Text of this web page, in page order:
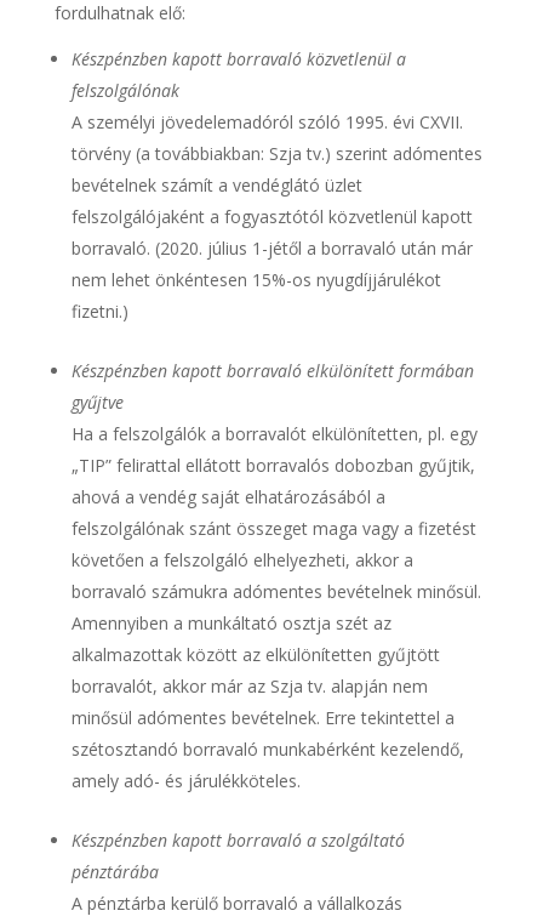
fordulhatnak elő:
Készpénzben kapott borravaló közvetlenül a
felszolgálónak
A személyi jövedelemadóról szóló 1995. évi CXVII.
törvény (a továbbiakban: Szja tv.) szerint adómentes
bevételnek számít a vendéglátó üzlet
felszolgálójaként a fogyasztótól közvetlenül kapott
borravaló. (2020. július 1-jétől a borravaló után már
nem lehet önkéntesen 15%-os nyugdíjjárulékot
fizetni.)
Készpénzben kapott borravaló elkülönített formában
gyűjtve
Ha a felszolgálók a borravalót elkülönítetten, pl. egy
„TIP” felirattal ellátott borravalós dobozban gyűjtik,
ahová a vendég saját elhatározásából a
felszolgálónak szánt összeget maga vagy a fizetést
követően a felszolgáló elhelyezheti, akkor a
borravaló számukra adómentes bevételnek minősül.
Amennyiben a munkáltató osztja szét az
alkalmazottak között az elkülönítetten gyűjtött
borravalót, akkor már az Szja tv. alapján nem
minősül adómentes bevételnek. Erre tekintettel a
szétosztandó borravaló munkabérként kezelendő,
amely adó- és járulékköteles.
Készpénzben kapott borravaló a szolgáltató
pénztárába
A pénztárba kerülő borravaló a vállalkozás